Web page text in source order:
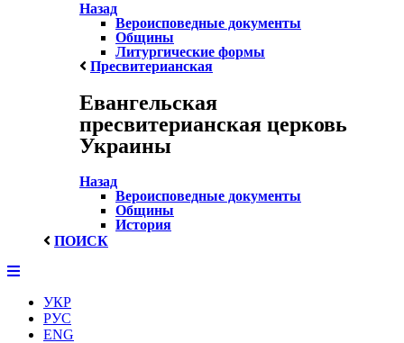
Назад
Вероисповедные документы
Общины
Литургические формы
Пресвитерианская
Евангельская
пресвитерианская церковь
Украины
Назад
Вероисповедные документы
Общины
История
ПОИСК
УКР
РУС
ENG